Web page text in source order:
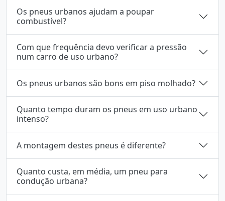
Os pneus urbanos ajudam a poupar
combustível?
Com que frequência devo verificar a pressão
num carro de uso urbano?
Os pneus urbanos são bons em piso molhado?
Quanto tempo duram os pneus em uso urbano
intenso?
A montagem destes pneus é diferente?
Quanto custa, em média, um pneu para
condução urbana?